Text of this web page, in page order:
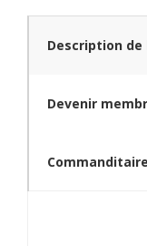
Description
Devenir